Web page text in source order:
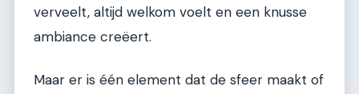
verveelt, altijd welkom voelt en een knusse
ambiance creëert.
Maar er is één element dat de sfeer maakt of